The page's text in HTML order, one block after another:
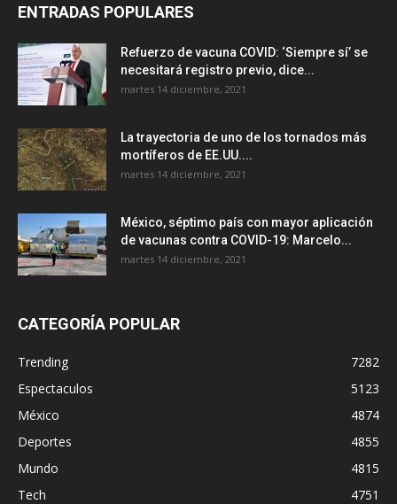
ENTRADAS POPULARES
Refuerzo de vacuna COVID: ‘Siempre sí’ se
necesitará registro previo, dice...
martes 14 diciembre, 2021
La trayectoria de uno de los tornados más
mortíferos de EE.UU....
martes 14 diciembre, 2021
México, séptimo país con mayor aplicación
de vacunas contra COVID-19: Marcelo...
martes 14 diciembre, 2021
CATEGORÍA POPULAR
Trending
7282
Espectaculos
5123
México
4874
Deportes
4855
Mundo
4815
Tech
4751